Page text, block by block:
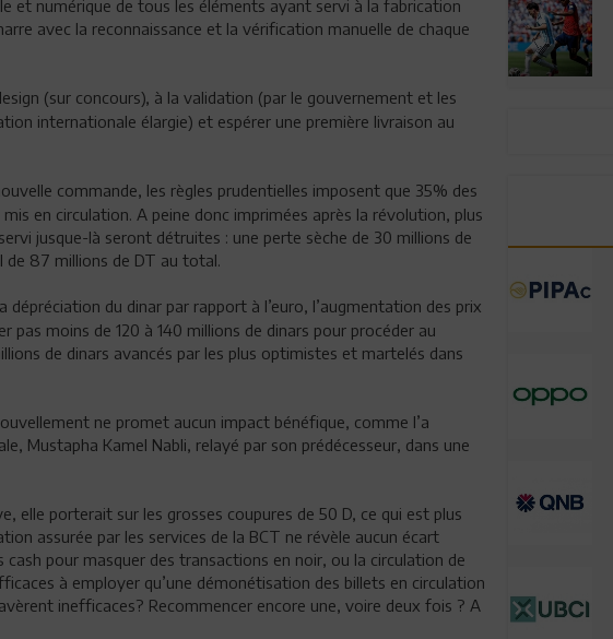
et numérique de tous les éléments ayant servi à la fabrication
avec la reconnaissance et la vérification manuelle de chaque
(sur concours), à la validation (par le gouvernement et les
internationale élargie) et espérer une première livraison au
commande, les règles prudentielles imposent que 35% des
en circulation. A peine donc imprimées après la révolution, plus
jusque-là seront détruites : une perte sèche de 30 millions de
87 millions de DT au total.
dépréciation du dinar par rapport à l’euro, l’augmentation des prix
moins de 120 à 140 millions de dinars pour procéder au
de dinars avancés par les plus optimistes et martelés dans
ne promet aucun impact bénéfique, comme l’a
Mustapha Kamel Nabli, relayé par son prédécesseur, dans une
elle porterait sur les grosses coupures de 50 D, ce qui est plus
assurée par les services de la BCT ne révèle aucun écart
pour masquer des transactions en noir, ou la circulation de
à employer qu’une démonétisation des billets en circulation
inefficaces? Recommencer encore une, voire deux fois ? A